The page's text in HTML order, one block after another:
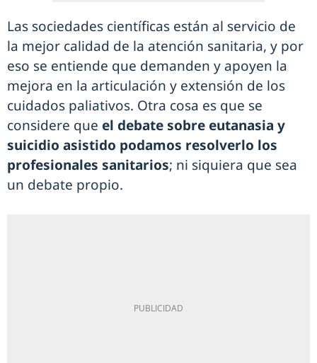
Las sociedades científicas están al servicio de
la mejor calidad de la atención sanitaria, y por
eso se entiende que demanden y apoyen la
mejora en la articulación y extensión de los
cuidados paliativos. Otra cosa es que se
considere que el debate sobre eutanasia y
suicidio asistido podamos resolverlo los
profesionales sanitarios; ni siquiera que sea
un debate propio.